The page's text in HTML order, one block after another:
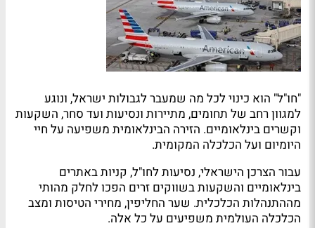
"חו"ל" הוא כינוי לכל מה שמעבר לגבולות ישראל, ונוגע
למגוון רחב של תחומים, מתיירות ונסיעות ועד סחר, השקעות
וקשרים בינלאומיים. הזירה הבינלאומית משפיעה על חיי
היומיום ועל הכלכלה המקומית.
עבור הצרכן הישראלי, נסיעות לחו"ל, קניות באתרים
בינלאומיים והשקעות בשווקים זרים הפכו לחלק מהותי
מההתנהלות הכלכלית. שער החליפין, מחירי הטיסות ומצב
הכלכלה העולמית משפיעים על כל אלה.